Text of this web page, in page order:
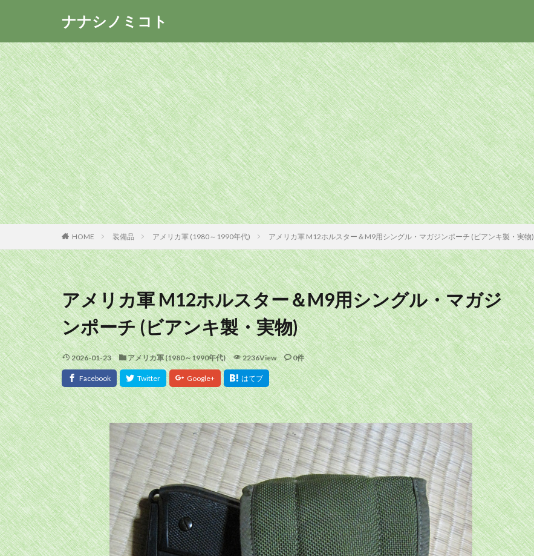
ナナシノミコト
HOME 装備品 アメリカ軍 (1980～1990年代) アメリカ軍 M12ホルスター＆M9用シングル・マガジンポーチ (ビアンキ製・実物)
アメリカ軍 M12ホルスター＆M9用シングル・マガジ
ンポーチ (ビアンキ製・実物)
2026-01-23 アメリカ軍 (1980～1990年代) 2236View 0件